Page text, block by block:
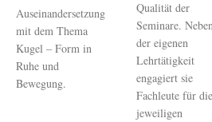
Auseinandersetzung
mit dem Thema
Kugel – Form in
Ruhe und
Bewegung.
Qualität der
Seminare.
der eigenen
Lehrtätigkeit
engagiert sie
Fachleute für die
jeweiligen